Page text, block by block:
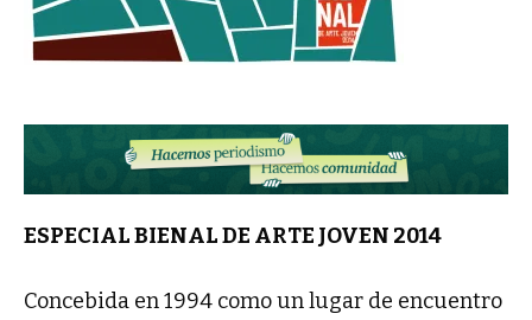
ESPECIAL BIENAL DE ARTE JOVEN 2014
Concebida en 1994 como un lugar de encuentro